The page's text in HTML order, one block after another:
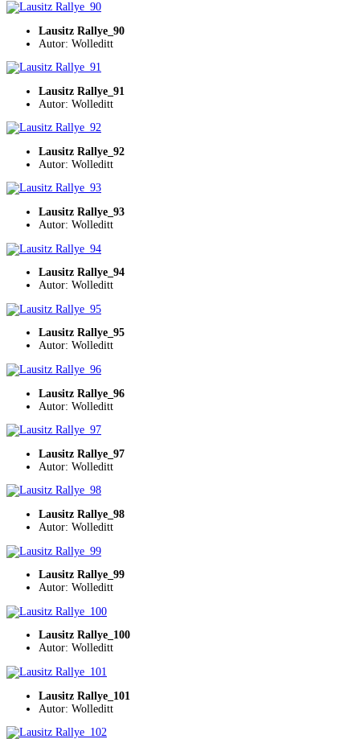
Lausitz Rallye_90
Autor: Wolleditt
Lausitz Rallye_91
Autor: Wolleditt
Lausitz Rallye_92
Autor: Wolleditt
Lausitz Rallye_93
Autor: Wolleditt
Lausitz Rallye_94
Autor: Wolleditt
Lausitz Rallye_95
Autor: Wolleditt
Lausitz Rallye_96
Autor: Wolleditt
Lausitz Rallye_97
Autor: Wolleditt
Lausitz Rallye_98
Autor: Wolleditt
Lausitz Rallye_99
Autor: Wolleditt
Lausitz Rallye_100
Autor: Wolleditt
Lausitz Rallye_101
Autor: Wolleditt